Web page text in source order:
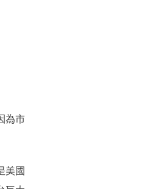
為市
美國